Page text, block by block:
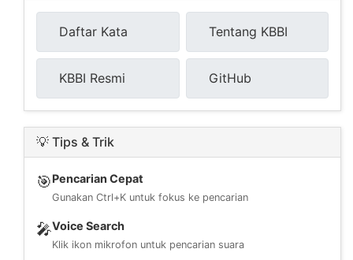
Daftar Kata Tentang KBBI
KBBI Resmi GitHub
💡 Tips & Trik
🎯Pencarian Cepat
Gunakan Ctrl+K untuk fokus ke pencarian
🎤Voice Search
Klik ikon mikrofon untuk pencarian suara